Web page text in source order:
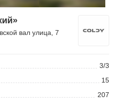
вал улица, 7
3/3
15
207